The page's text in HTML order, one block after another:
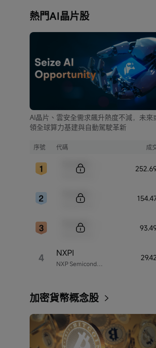
熱門AI晶片股
AI晶片、雲安全需求飆升熱度不減，未來
領全球算力基建與自動駕駛革新
序號 代碼 成
4 NXPI
加密貨幣概念股